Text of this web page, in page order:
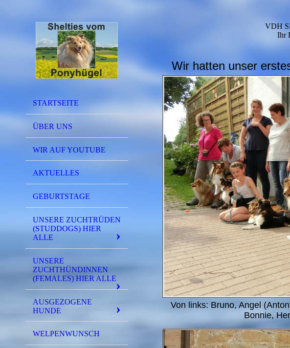
STARTSEITE
ÜBER UNS
WIR AUF YOUTUBE
AKTUELLES
GEBURTSTAGE
UNSERE ZUCHTRÜDEN
(STUDDOGS) HIER
ALLE
UNSERE
ZUCHTHÜNDINNEN
(FEMALES) HIER ALLE
AUSGEZOGENE
HUNDE
WELPENWUNSCH
VDH
Ihr
Wir hatten unser
Von links: Bruno, Angel
Bonnie,